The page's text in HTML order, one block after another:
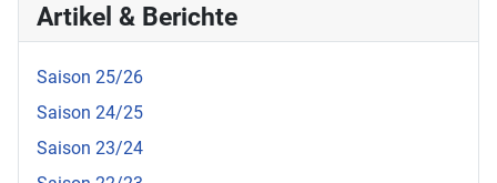
Artikel & Berichte
Saison 25/26
Saison 24/25
Saison 23/24